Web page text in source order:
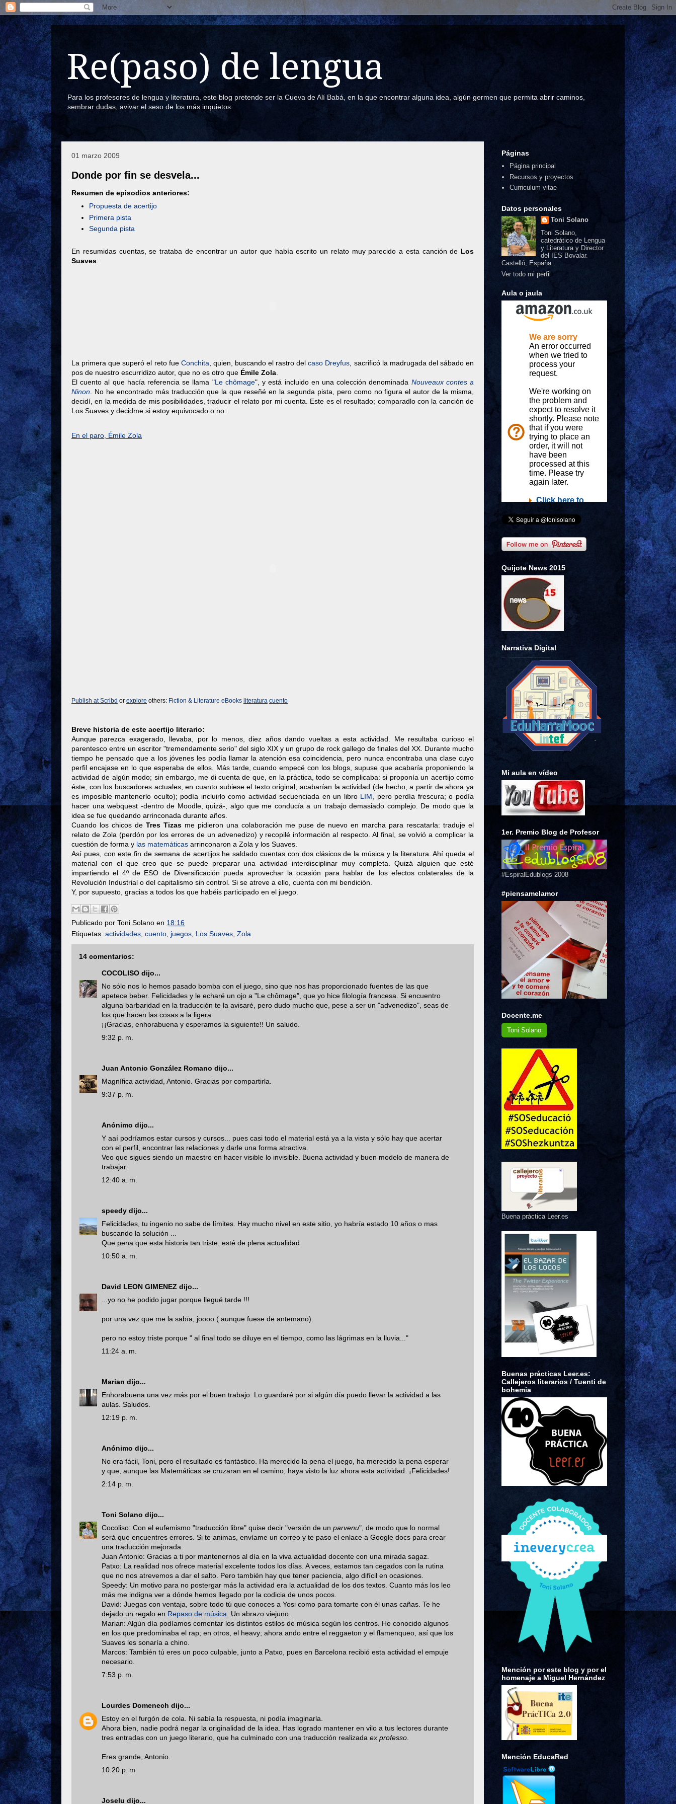
Re(paso) de lengua
Para los profesores de lengua y literatura, este blog pretende ser la Cueva de Alí Babá, en la que encontrar alguna idea, algún germen que permita abrir caminos,
sembrar dudas, avivar el seso de los más inquietos.
01 marzo 2009
Donde por fin se desvela...
Resumen de episodios anteriores:
Propuesta de acertijo
Primera pista
Segunda pista
En resumidas cuentas, se trataba de encontrar un autor que había escrito un relato muy parecido a esta canción de Los
Suaves:
La primera que superó el reto fue Conchita , quien, buscando el rastro delcaso Dreyfus , sacrificó la madrugada del sábado en
pos de nuestro escurridizo autor, que no es otro que Émile Zola
El cuento al que hacía referencia se llama "Le chômage", y está incluido en una colección denominada Nouveaux contes a
Ninon . No he encontrado más traducción que la que reseñé en la segunda pista, pero como no figura el autor de la misma,
decidí, en la medida de mis posibilidades, traducir el relato por mi cuenta. Este es el resultado; comparadlo con la canción de
Los Suaves y decidme si estoy equivocado o no:
En el paro, Émile Zola
Publish at Scribd or explore others: Fiction & Literature eBooks literatura cuento
Breve historia de este acertijo literario:
Aunque parezca exagerado, llevaba, por lo menos, diez años dando vueltas a esta actividad. Me resultaba curioso el
parentesco entre un escritor "tremendamente serio" del siglo XIX y un grupo de rock gallego de finales del XX. Durante mucho
tiempo he pensado que a los jóvenes les podía llamar la atención esa coincidencia, pero nunca encontraba una clase cuyo
perfil encajase en lo que esperaba de ellos. Más tarde, cuando empecé con los blogs, supuse que acabaría proponiendo la
actividad de algún modo; sin embargo, me di cuenta de que, en la práctica, todo se complicaba: si proponía un acertijo como
éste, con los buscadores actuales, en cuanto subiese el texto original, acabarían la actividad (de hecho, a partir de ahora ya
es imposible mantenerlo oculto); podía incluirlo como actividad secuenciada en un libro LIM , pero perdía frescura; o podía
hacer una webquest -dentro de Moodle, quizá-, algo que me conducía a un trabajo demasiado complejo. De modo que la
idea se fue quedando arrinconada durante años.
Cuando los chicos de Tres Tizas me pidieron una colaboración me puse de nuevo en marcha para rescatarla: traduje el
relato de Zola (perdón por los errores de un advenedizo) y recopilé información al respecto. Al final, se volvió a complicar la
cuestión de forma y las matemáticas arrinconaron a Zola y los Suaves.
Así pues, con este fin de semana de acertijos he saldado cuentas con dos clásicos de la música y la literatura. Ahí queda el
material con el que creo que se puede preparar una actividad interdisciplinar muy completa. Quizá alguien que esté
impartiendo el 4º de ESO de Diversificación pueda aprovechar la ocasión para hablar de los efectos colaterales de la
Revolución Industrial o del capitalismo sin control. Si se atreve a ello, cuenta con mi bendición.
Y, por supuesto, gracias a todos los que habéis participado en el juego.
Publicado por Toni Solano en 18:16
Etiquetas: actividades cuento juegos Los Suaves Zola
14 comentarios:
COCOLISO dijo...
No sólo nos lo hemos pasado bomba con el juego, sino que nos has proporcionado fuentes de las que
apetece beber. Felicidades y le echaré un ojo a "Le chômage", que yo hice filología francesa. Si encuentro
alguna barbaridad en la traducción te la avisaré, pero dudo mucho que, pese a ser un "advenedizo", seas de
los que hacen las cosas a la ligera.
¡¡Gracias, enhorabuena y esperamos la siguiente!! Un saludo.
9:32 p. m.
Juan Antonio González Romano dijo...
Magnífica actividad, Antonio. Gracias por compartirla.
9:37 p. m.
Anónimo dijo...
Y aaí podríamos estar cursos y cursos... pues casi todo el material está ya a la vista y sólo hay que acertar
con el perfil, encontrar las relaciones y darle una forma atractiva.
Veo que sigues siendo un maestro en hacer visible lo invisible. Buena actividad y buen modelo de manera de
trabajar.
12:40 a. m.
speedy dijo...
Felicidades, tu ingenio no sabe de límites. Hay mucho nivel en este sitio, yo habría estado 10 años o mas
buscando la solución ...
Que pena que esta historia tan triste, esté de plena actualidad
10:50 a. m.
David LEON GIMENEZ dijo...
...yo no he podido jugar porque llegué tarde !!!
por una vez que me la sabïa, joooo ( aunque fuese de antemano).
pero no estoy triste porque " al final todo se diluye en el tiempo, como las lágrimas en la lluvia..."
11:24 a. m.
Marian dijo...
Enhorabuena una vez más por el buen trabajo. Lo guardaré por si algún día puedo llevar la actividad a las
aulas. Saludos.
12:19 p. m.
Anónimo dijo...
No era fácil, Toni, pero el resultado es fantástico. Ha merecido la pena el juego, ha merecido la pena esperar
y que, aunque las Matemáticas se cruzaran en el camino, haya visto la luz ahora esta actividad. ¡Felicidades!
2:14 p. m.
Toni Solano dijo...
Cocoliso: Con el eufemismo "traducción libre" quise decir "versión de un parvenu", de modo que lo normal
será que encuentres errores. Si te animas, envíame un correo y te paso el enlace a Google docs para crear
una traducción mejorada.
Juan Antonio: Gracias a ti por mantenernos al día en la viva actualidad docente con una mirada sagaz.
Patxo: La realidad nos ofrece material excelente todos los días. A veces, estamos tan cegados con la rutina
que no nos atrevemos a dar el salto. Pero también hay que tener paciencia, algo difícil en ocasiones.
Speedy: Un motivo para no postergar más la actividad era la actualidad de los dos textos. Cuanto más los leo
más me indigna ver a dónde hemos llegado por la codicia de unos pocos.
David: Juegas con ventaja, sobre todo tú que conoces a Yosi como para tomarte con él unas cañas. Te he
dejado un regalo en Repaso de música . Un abrazo viejuno.
Marian: Algún día podíamos comentar los distintos estilos de música según los centros. He conocido algunos
en los que predominaba el rap; en otros, el heavy; ahora ando entre el reggaeton y el flamenqueo, así que los
Suaves les sonaría a chino.
Marcos: También tú eres un poco culpable, junto a Patxo, pues en Barcelona recibió esta actividad el empuje
necesario.
7:53 p. m.
Lourdes Domenech dijo...
Estoy en el furgón de cola. Ni sabía la respuesta, ni podía imaginarla.
Ahora bien, nadie podrá negar la originalidad de la idea. Has logrado mantener en vilo a tus lectores durante
tres entradas con un juego literario, que ha culminado con una traducción realizada ex professo
Eres grande, Antonio.
10:20 p. m.
Joselu dijo...
Páginas
Página principal
Recursos y proyectos
Curriculum vitae
Datos personales
Toni Solano
Toni Solano,
catedrático de Lengua
y Literatura y Director
del IES Bovalar.
Castelló, España.
Ver todo mi perfil
Aula o jaula
Quijote News 2015
Narrativa Digital
Mi aula en vídeo
1er. Premio Blog de Profesor
#EspiralEdublogs 2008
#piensamelamor
Docente.me
Toni Solano
Buena práctica Leer.es
Buenas prácticas Leer.es:
Callejeros literarios / Tuenti de
bohemia
Mención por este blog y por el
homenaje a Miguel Hernández
Mención EducaRed